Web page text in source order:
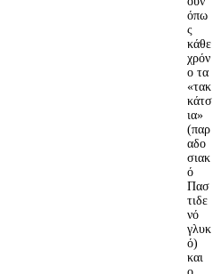
όπω
ς
κάθε
χρόν
ο τα
«τακ
κάτσ
ια»
(παρ
αδο
σιακ
ό
Πασ
τιδε
νό
γλυκ
ό)
και